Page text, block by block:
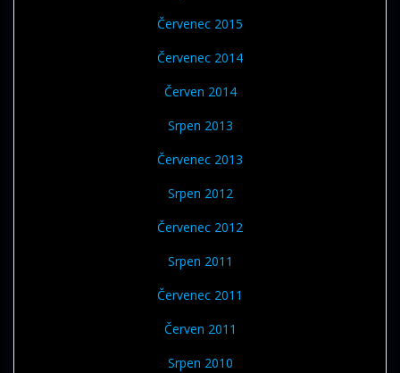
Červenec 2015
Červenec 2014
Červen 2014
Srpen 2013
Červenec 2013
Srpen 2012
Červenec 2012
Srpen 2011
Červenec 2011
Červen 2011
Srpen 2010